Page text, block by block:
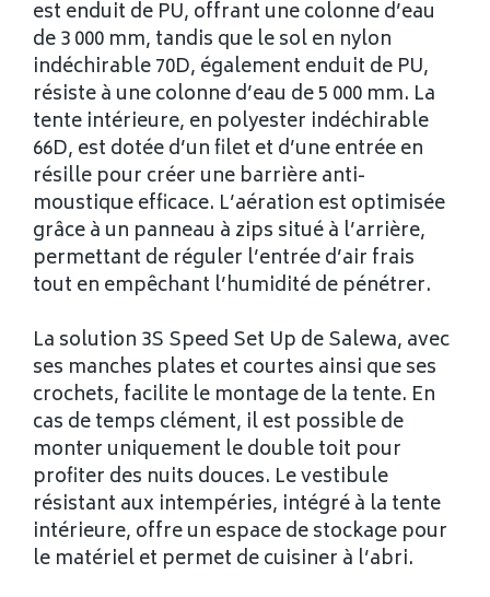
est enduit de PU, offrant une colonne d’eau
de 3 000 mm, tandis que le sol en nylon
indéchirable 70D, également enduit de PU,
résiste à une colonne d’eau de 5 000 mm. La
tente intérieure, en polyester indéchirable
66D, est dotée d’un filet et d’une entrée en
résille pour créer une barrière anti-
moustique efficace. L’aération est optimisée
grâce à un panneau à zips situé à l’arrière,
permettant de réguler l’entrée d’air frais
tout en empêchant l’humidité de pénétrer.
La solution 3S Speed Set Up de Salewa, avec
ses manches plates et courtes ainsi que ses
crochets, facilite le montage de la tente. En
cas de temps clément, il est possible de
monter uniquement le double toit pour
profiter des nuits douces. Le vestibule
résistant aux intempéries, intégré à la tente
intérieure, offre un espace de stockage pour
le matériel et permet de cuisiner à l’abri.